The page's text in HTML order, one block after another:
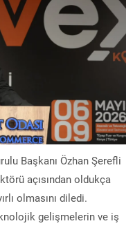
Başkanı Özhan Şerefli
açısından oldukça
olmasını diledi.
gelişmelerin ve iş